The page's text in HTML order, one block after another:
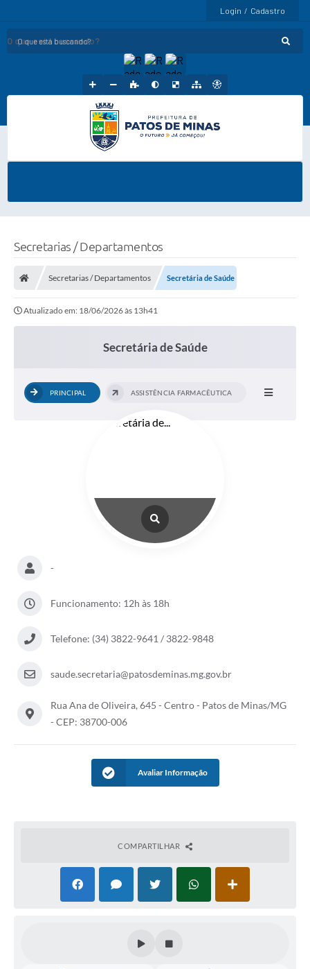
Login / Cadastro
O que está buscando?
Secretarias / Departamentos
Secretarias / Departamentos Secretária de Saúde
Atualizado em: 18/06/2026 às 13h41
Secretária de Saúde
PRINCIPAL ASSISTÊNCIA FARMACÊUTICA
-
Funcionamento: 12h às 18h
Telefone: (34) 3822-9641 / 3822-9848
saude.secretaria@patosdeminas.mg.gov.br
Rua Ana de Oliveira, 645 - Centro - Patos de Minas/MG
- CEP: 38700-006
Avaliar Informação
COMPARTILHAR